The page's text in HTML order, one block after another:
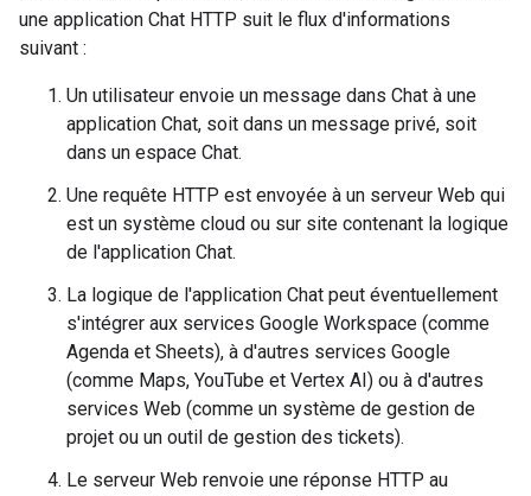
une application Chat HTTP suit le flux d'informations
suivant :
Un utilisateur envoie un message dans Chat à une
application Chat, soit dans un message privé, soit
dans un espace Chat.
Une requête HTTP est envoyée à un serveur Web qui
est un système cloud ou sur site contenant la logique
de l'application Chat.
La logique de l'application Chat peut éventuellement
s'intégrer aux services Google Workspace (comme
Agenda et Sheets), à d'autres services Google
(comme Maps, YouTube et Vertex AI) ou à d'autres
services Web (comme un système de gestion de
projet ou un outil de gestion des tickets).
Le serveur Web renvoie une réponse HTTP au